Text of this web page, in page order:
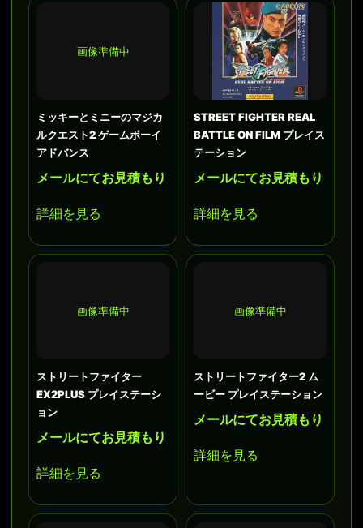
画像準備中
ミッキーとミニーのマジカ
ルクエスト2 ゲームボーイ
アドバンス
メールにてお見積もり
詳細を見る
STREET FIGHTER REAL
BATTLE ON FILM プレイス
テーション
メールにてお見積もり
詳細を見る
画像準備中
ストリートファイター
EX2PLUS プレイステーシ
ョン
メールにてお見積もり
詳細を見る
画像準備中
ストリートファイター2 ム
ービー プレイステーション
メールにてお見積もり
詳細を見る